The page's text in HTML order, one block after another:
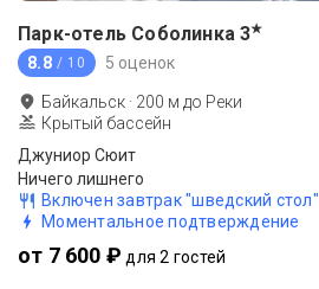
Парк-отель Соболинка 3★
8.8 / 10 5 оценок
Байкальск · 200 м до Реки
Крытый бассейн
Джуниор Сюит
Ничего лишнего
Включен завтрак "шведский стол"
Моментальное подтверждение
от 7 600 ₽ для 2 гостей